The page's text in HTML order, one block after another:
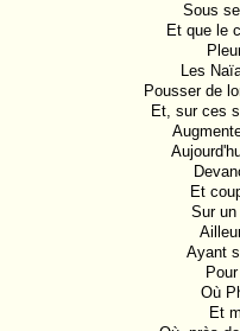
Sous
Et que le
Les
Pousser de
Et, sur ces
Et
Sur
Ayant
Où
Et